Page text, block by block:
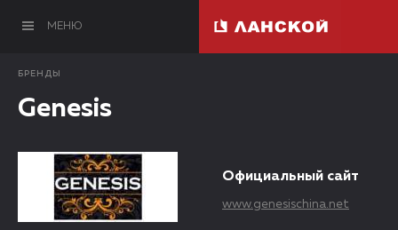
МЕНЮ
БРЕНДЫ
Genesis
Официальный сайт
www.genesischina.net